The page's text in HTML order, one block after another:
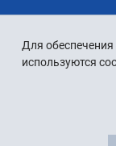
Для обеспечения
используются